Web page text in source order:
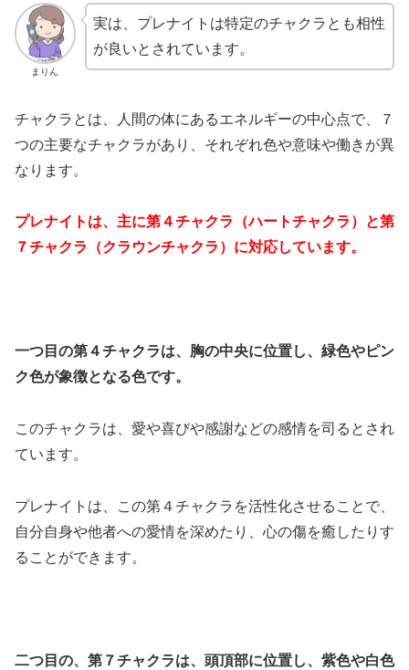
まりん
実は、プレナイトは特定のチャクラとも相性
が良いとされています。
チャクラとは、人間の体にあるエネルギーの中心点で、７
つの主要なチャクラがあり、それぞれ色や意味や働きが異
なります。
プレナイトは、主に第４チャクラ（ハートチャクラ）と第
７チャクラ（クラウンチャクラ）に対応しています。
一つ目の第４チャクラは、胸の中央に位置し、緑色やピン
ク色が象徴となる色です。
このチャクラは、愛や喜びや感謝などの感情を司るとされ
ています。
プレナイトは、この第４チャクラを活性化させることで、
自分自身や他者への愛情を深めたり、心の傷を癒したりす
ることができます。
二つ目の、第７チャクラは、頭頂部に位置し、紫色や白色